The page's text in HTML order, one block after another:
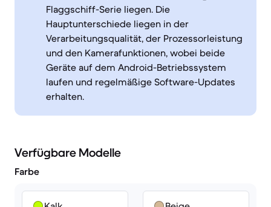
Flaggschiff-Serie liegen. Die
Hauptunterschiede liegen in der
Verarbeitungsqualität, der Prozessorleistung
und den Kamerafunktionen, wobei beide
Geräte auf dem Android-Betriebssystem
laufen und regelmäßige Software-Updates
erhalten.
Verfügbare Modelle
Farbe